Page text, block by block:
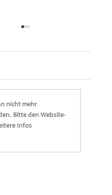
Meilensteine bei Kindern
nicht mehr
Bitte den Website-
Infos